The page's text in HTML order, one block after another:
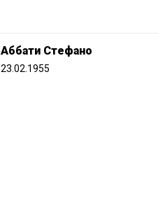
Аббати Стефано
23.02.1955